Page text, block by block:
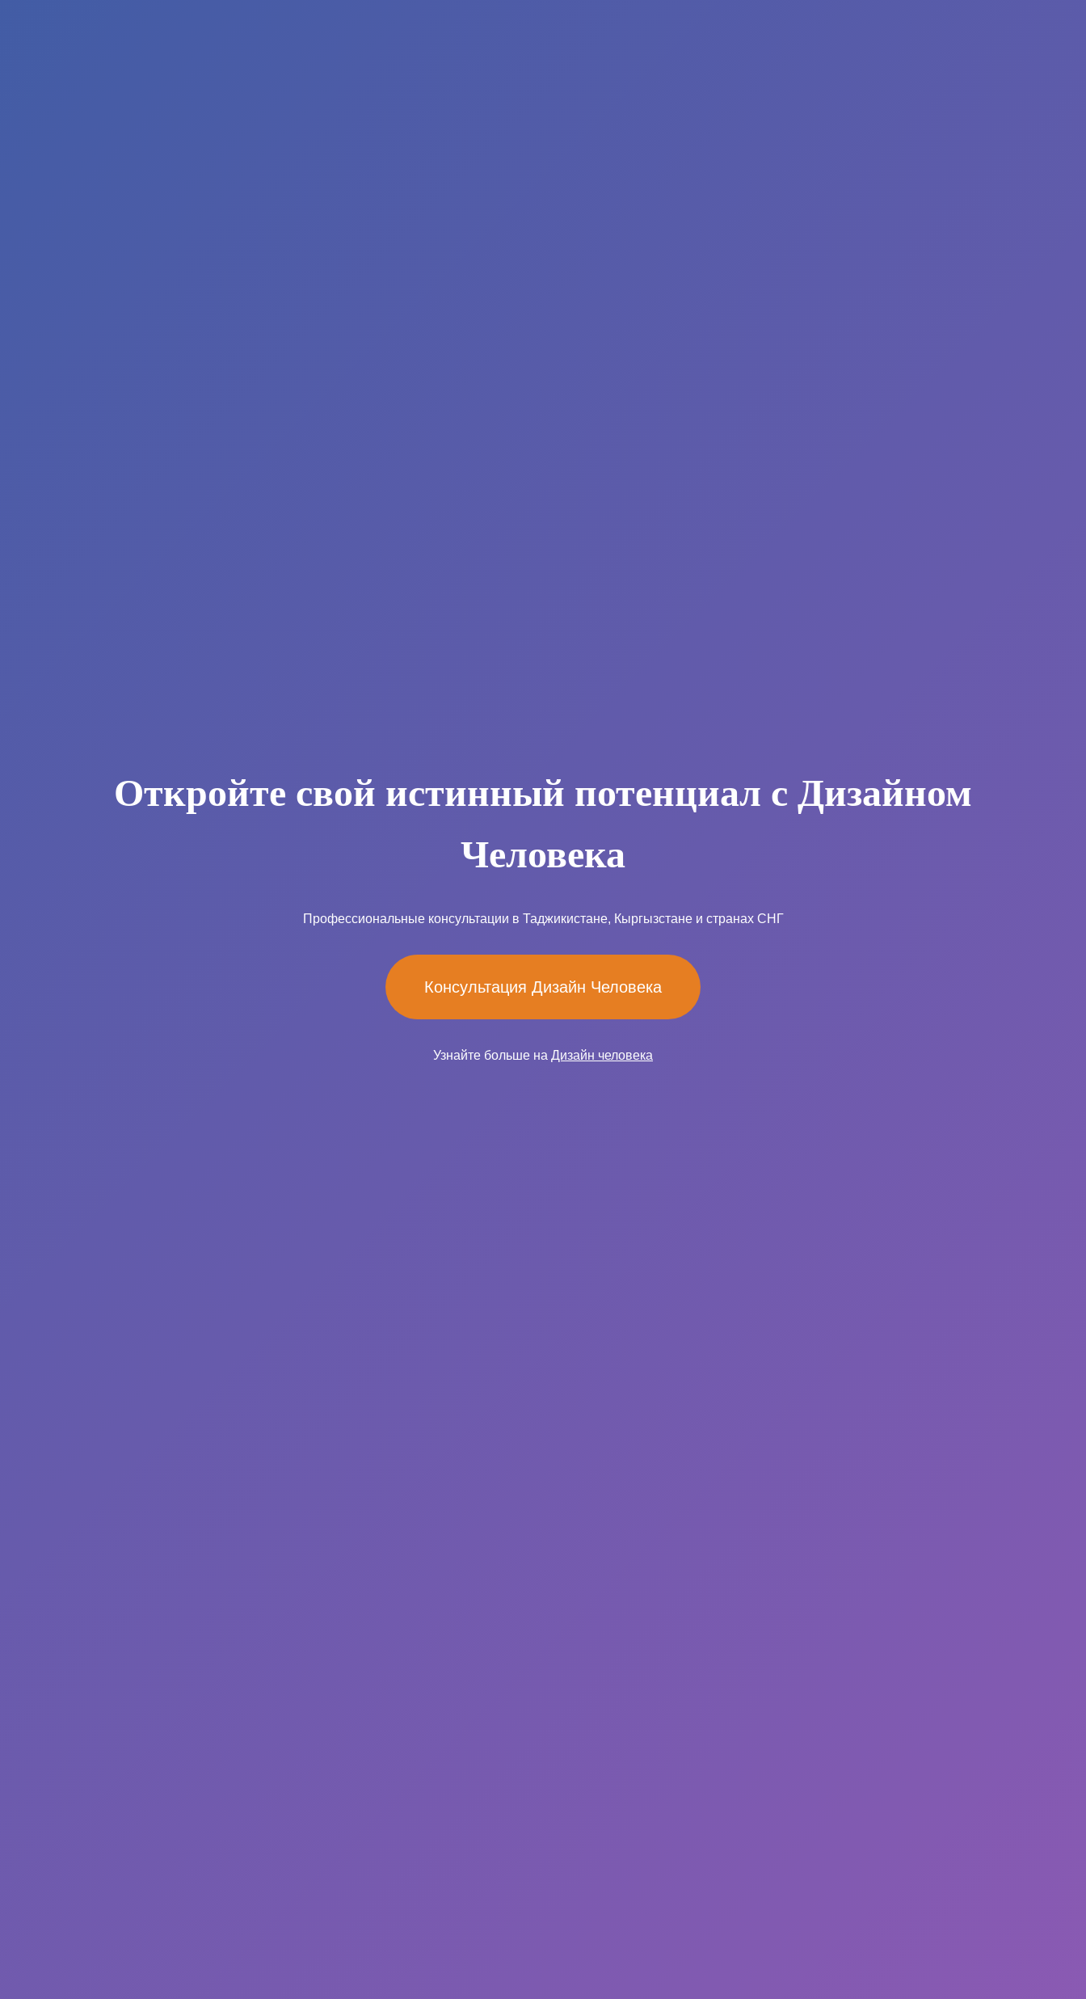
Откройте свой истинный потенциал с Дизайном
Человека
Профессиональные консультации в Таджикистане, Кыргызстане и странах СНГ
Консультация Дизайн Человека
Узнайте больше на Дизайн человека